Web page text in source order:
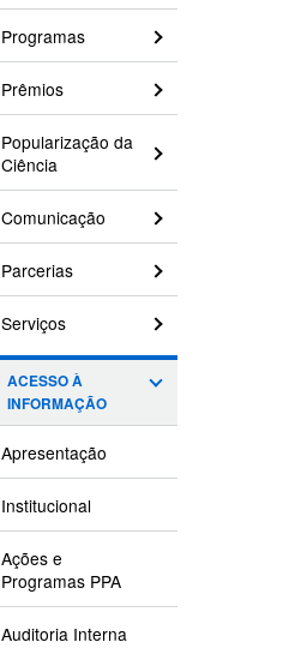
Programas
Prêmios
Popularização da
Ciência
Comunicação
Parcerias
Serviços
ACESSO À
INFORMAÇÃO
Apresentação
Institucional
Ações e
Programas PPA
Auditoria Interna